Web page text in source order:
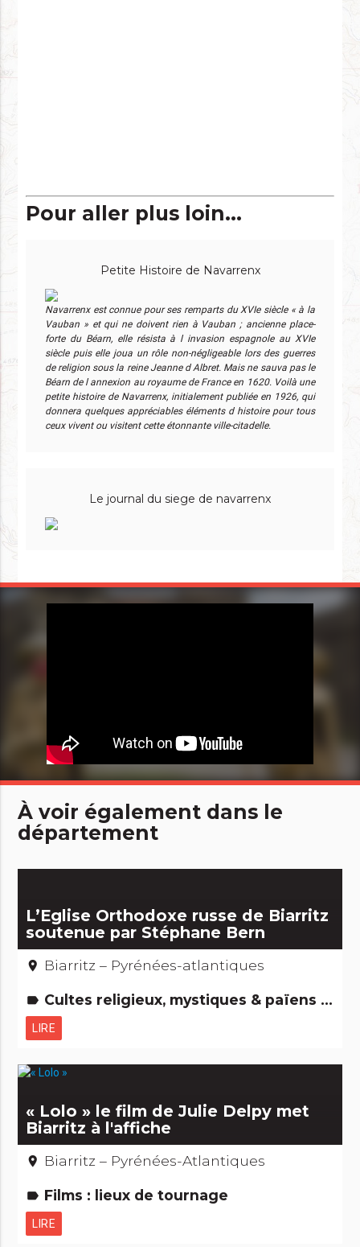
Pour aller plus loin...
Petite Histoire de Navarrenx
Navarrenx est connue pour ses remparts du XVIe siècle « à la
Vauban » et qui ne doivent rien à Vauban ; ancienne place-
forte du Béarn, elle résista à l invasion espagnole au XVIe
siècle puis elle joua un rôle non-négligeable lors des guerres
de religion sous la reine Jeanne d Albret. Mais ne sauva pas le
Béarn de l annexion au royaume de France en 1620. Voilà une
petite histoire de Navarrenx, initialement publiée en 1926, qui
donnera quelques appréciables éléments d histoire pour tous
ceux vivent ou visitent cette étonnante ville-citadelle.
Le journal du siege de navarrenx
À voir également dans le
département
L’Eglise Orthodoxe russe de Biarritz
soutenue par Stéphane Bern
place Biarritz – Pyrénées-atlantiques
label Cultes religieux, mystiques & païens Edifices remarquables
LIRE
« Lolo » le film de Julie Delpy met
Biarritz à l'affiche
place Biarritz – Pyrénées-Atlantiques
label Films : lieux de tournage
LIRE